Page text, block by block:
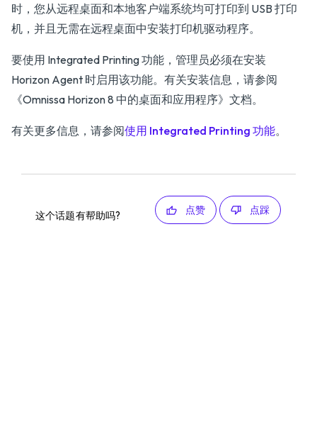
时，您从远程桌面和本地客户端系统均可打印到 USB 打印
机，并且无需在远程桌面中安装打印机驱动程序。
要使用 Integrated Printing 功能，管理员必须在安装
Horizon Agent 时启用该功能。有关安装信息，请参阅
《Omnissa Horizon 8 中的桌面和应用程序》 文档。
有关更多信息，请参阅使用 Integrated Printing 功能。
这个话题有帮助吗? 点赞 点踩